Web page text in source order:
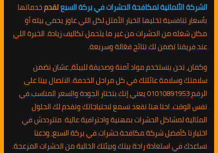
الشركة الألمانية لمكافحة الحشرات في بركة السبعتقدمخدماتها
بأسعار تنافسية تخليها الخيار الأمثل لكل اللي عاوز يحمي بيته أو
مكان شغله من الحشرات من غير ما يتحمل تكاليف زيادة. الخبرة اللي
عند فريقنا تضمن لك نتائج فعّالة وسريعة.
وكمان، نحن بنستخدم مواد آمنة وصديقة للبيئة، عشان نضمن
سلامتك وسلامة عائلتك في كل مراحل الخدمة. الاتصال بينا على
الرقم 01010891953 يعني إنك بتختار الجودة والسعر المناسب في
نفس الوقت. احنا هنا نقعد نسمع لاحتياجاتك ونقدم لك الحلول
المثالية لمشاكل الحشرات بمهنية واحترافية عالية. متترددش في
اختيارنا كأفضل شركة مكافحة حشرات في بركة السبع، ودعنا
نساعدك في استعادة راحة بيتك وبيئتك الخالية من الحشرات المزعجة.